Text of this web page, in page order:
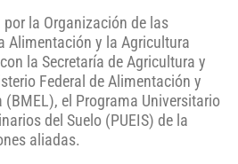
la Organización de las
Alimentación y la Agricultura
la Secretaría de Agricultura y
Federal de Alimentación y
el Programa Universitario
del Suelo (PUEIS) de la
aliadas.